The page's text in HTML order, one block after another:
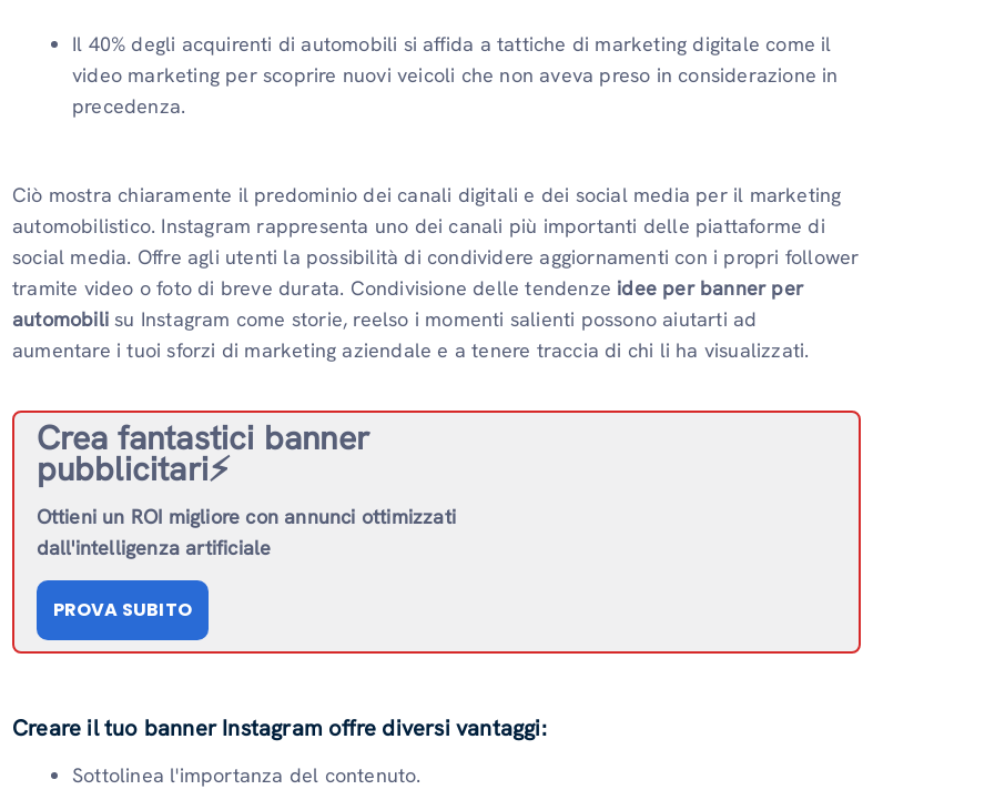
Il 40% degli acquirenti di automobili si affida a tattiche di marketing digitale come il
video marketing per scoprire nuovi veicoli che non aveva preso in considerazione in
precedenza.
Ciò mostra chiaramente il predominio dei canali digitali e dei social media per il marketing
automobilistico. Instagram rappresenta uno dei canali più importanti delle piattaforme di
social media. Offre agli utenti la possibilità di condividere aggiornamenti con i propri follower
tramite video o foto di breve durata. Condivisione delle tendenze idee per banner per
automobilisu Instagram come storie, reelso i momenti salienti possono aiutarti ad
aumentare i tuoi sforzi di marketing aziendale e a tenere traccia di chi li ha visualizzati.
Crea fantastici banner
pubblicitari⚡️
Ottieni un ROI migliore con annunci ottimizzati
dall'intelligenza artificiale
PROVA SUBITO
Creare il tuo banner Instagram offre diversi vantaggi:
Sottolinea l'importanza del contenuto.